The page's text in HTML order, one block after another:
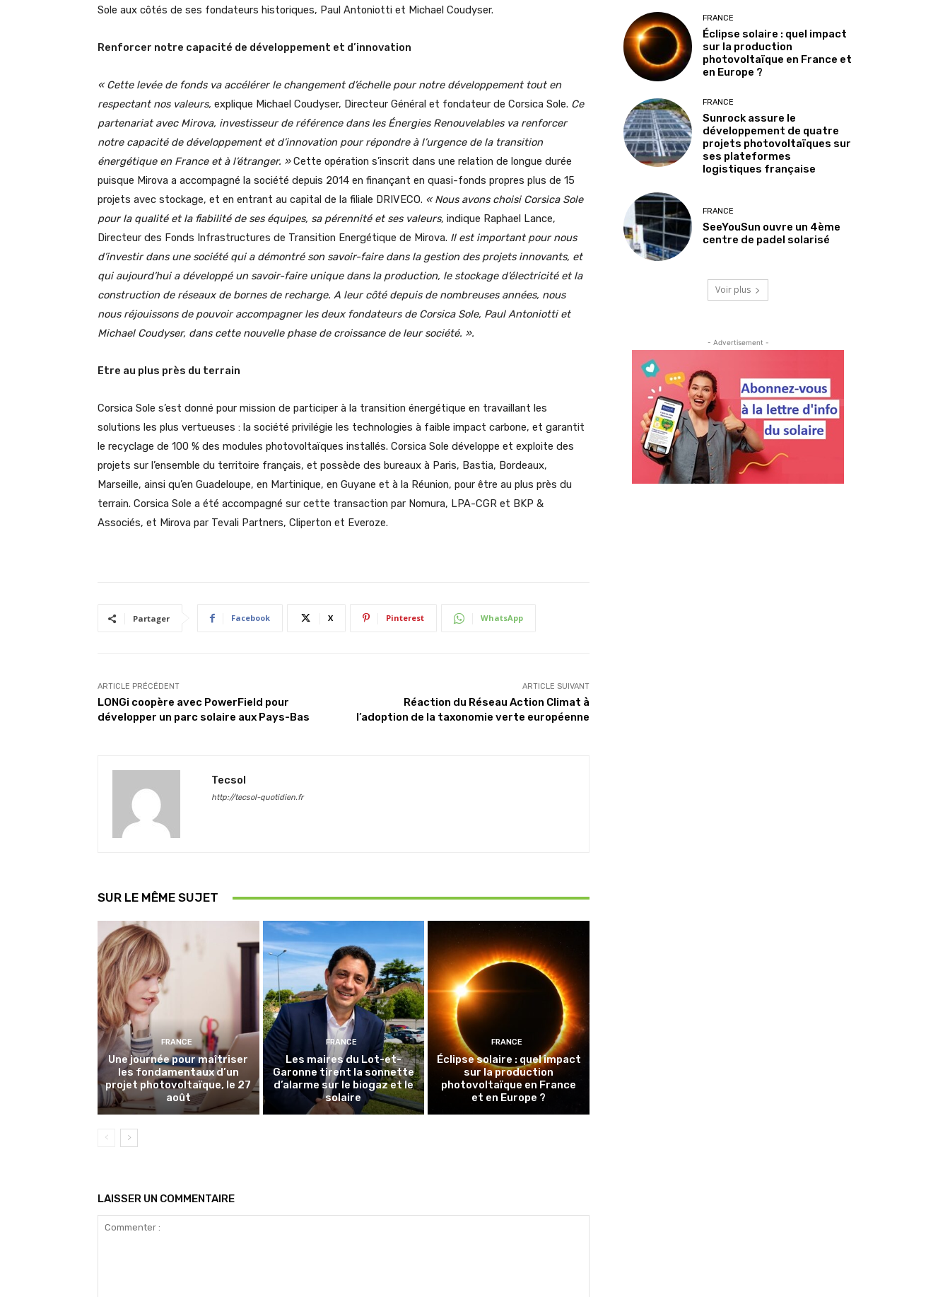
Sole aux côtés de ses fondateurs historiques, Paul Antoniotti et Michael Coudyser.
Renforcer notre capacité de développement et d’innovation
« Cette levée de fonds va accélérer le changement d’échelle pour notre développementtout en
respectant nos valeurs, explique Michael Coudyser, Directeur Général et fondateur de Corsica Sole. Ce
partenariat avec Mirova, investisseur de référence dans les Énergies Renouvelables va renforcer
notre capacité de développement et d’innovation pour répondre à l’urgence de la transition
énergétique en France et à l’étranger. »Cette opération s’inscrit dans une relation de longue durée
puisque Mirova a accompagné la société depuis 2014 en finançant en quasi-fonds propres plus de 15
projets avec stockage, et en entrant au capital de la filiale DRIVECO. « Nous avons choisi Corsica Sole
pour la qualité et la fiabilité de ses équipes, sa pérennité et ses valeurs, indique Raphael Lance,
Directeur des Fonds Infrastructures de Transition Energétique de Mirova. Il est important pour nous
d’investir dans une société qui a démontré son savoir-faire dans la gestion des projets innovants, et
qui aujourd’hui a développé un savoir-faire unique dans la production, le stockage d’électricitéet la
construction de réseaux de bornes de recharge. A leur côté depuis de nombreuses années, nous
nous réjouissons de pouvoir accompagner les deux fondateurs de Corsica Sole, Paul Antoniotti et
Michael Coudyser, dans cette nouvelle phase de croissance de leur société. ».
Etre au plus près du terrain
Corsica Sole s’est donné pour mission de participer à la transition énergétique en travaillant les
solutions les plus vertueuses : la société privilégie les technologies à faible impact carbone, et garantit
le recyclage de 100 % des modules photovoltaïques installés. Corsica Sole développe et exploite des
projets sur l’ensemble du territoire français, et possède des bureaux à Paris, Bastia, Bordeaux,
Marseille, ainsi qu’en Guadeloupe, en Martinique, en Guyane et à la Réunion, pour être au plus près du
terrain. Corsica Sole a été accompagné sur cette transaction par Nomura, LPA-CGR et BKP &
Associés, et Mirova par Tevali Partners, Cliperton et Everoze.
Partager Facebook X Pinterest WhatsApp
ARTICLE PRÉCÉDENT
LONGi coopère avec PowerField pour
développer un parc solaire aux Pays-Bas
ARTICLE SUIVANT
Réaction du Réseau Action Climat à
l’adoption de la taxonomie verte européenne
Tecsol
http://tecsol-quotidien.fr
SUR LE MÊME SUJET
FRANCE
Une journée pour maîtriser
les fondamentaux d’un
projet photovoltaïque, le 27
août
FRANCE
Les maires du Lot-et-
Garonne tirent la sonnette
d’alarme sur le biogaz et le
solaire
FRANCE
Éclipse solaire : quel impact
sur la production
photovoltaïque en France
et en Europe ?
LAISSER UN COMMENTAIRE
FRANCE
Éclipse solaire : quel impact
sur la production
photovoltaïque en France et
en Europe ?
FRANCE
Sunrock assure le
développement de quatre
projets photovoltaïques sur
ses plateformes
logistiques française
FRANCE
SeeYouSun ouvre un 4ème
centre de padel solarisé
Voir plus
- Advertisement -